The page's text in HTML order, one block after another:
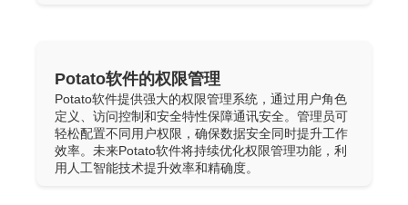
Potato软件的权限管理
Potato软件提供强大的权限管理系统，通过用户角色
定义、访问控制和安全特性保障通讯安全。管理员可
轻松配置不同用户权限，确保数据安全同时提升工作
效率。未来Potato软件将持续优化权限管理功能，利
用人工智能技术提升效率和精确度。